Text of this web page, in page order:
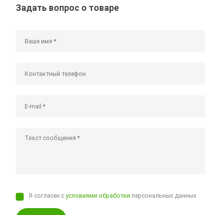
Задать вопрос о товаре
Я согласен сусловиями обработки персональных данных